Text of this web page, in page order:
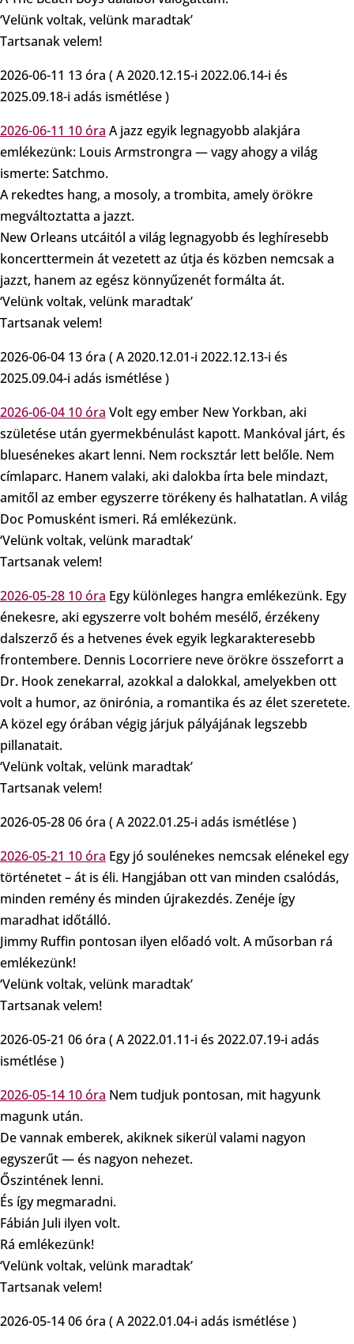
‘Velünk voltak, velünk maradtak’
Tartsanak velem!
2026-06-11 13 óra ( A 2020.12.15-i 2022.06.14-i és
2025.09.18-i adás ismétlése )
2026-06-11 10 óra A jazz egyik legnagyobb alakjára
emlékezünk: Louis Armstrongra — vagy ahogy a világ
ismerte: Satchmo.
A rekedtes hang, a mosoly, a trombita, amely örökre
megváltoztatta a jazzt.
New Orleans utcáitól a világ legnagyobb és leghíresebb
koncerttermein át vezetett az útja és közben nemcsak a
jazzt, hanem az egész könnyűzenét formálta át.
‘Velünk voltak, velünk maradtak’
Tartsanak velem!
2026-06-04 13 óra ( A 2020.12.01-i 2022.12.13-i és
2025.09.04-i adás ismétlése )
2026-06-04 10 óra Volt egy ember New Yorkban, aki
születése után gyermekbénulást kapott. Mankóval járt, és
bluesénekes akart lenni. Nem rocksztár lett belőle. Nem
címlaparc. Hanem valaki, aki dalokba írta bele mindazt,
amitől az ember egyszerre törékeny és halhatatlan. A világ
Doc Pomusként ismeri. Rá emlékezünk.
‘Velünk voltak, velünk maradtak’
Tartsanak velem!
2026-05-28 10 óra Egy különleges hangra emlékezünk. Egy
énekesre, aki egyszerre volt bohém mesélő, érzékeny
dalszerző és a hetvenes évek egyik legkarakteresebb
frontembere. Dennis Locorriere neve örökre összeforrt a
Dr. Hook zenekarral, azokkal a dalokkal, amelyekben ott
volt a humor, az önirónia, a romantika és az élet szeretete.
A közel egy órában végig járjuk pályájának legszebb
pillanatait.
‘Velünk voltak, velünk maradtak’
Tartsanak velem!
2026-05-28 06 óra ( A 2022.01.25-i adás ismétlése )
2026-05-21 10 óra Egy jó soulénekes nemcsak elénekel egy
történetet – át is éli. Hangjában ott van minden csalódás,
minden remény és minden újrakezdés. Zenéje így
maradhat időtálló.
Jimmy Ruffin pontosan ilyen előadó volt. A műsorban rá
emlékezünk!
‘Velünk voltak, velünk maradtak’
Tartsanak velem!
2026-05-21 06 óra ( A 2022.01.11-i és 2022.07.19-i adás
ismétlése )
2026-05-14 10 óra Nem tudjuk pontosan, mit hagyunk
magunk után.
De vannak emberek, akiknek sikerül valami nagyon
egyszerűt — és nagyon nehezet.
Őszintének lenni.
És így megmaradni.
Fábián Juli ilyen volt.
Rá emlékezünk!
‘Velünk voltak, velünk maradtak’
Tartsanak velem!
2026-05-14 06 óra ( A 2022.01.04-i adás ismétlése )